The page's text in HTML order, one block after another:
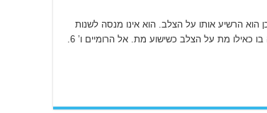
הוא הרשיע אותו על הצלב. הוא אינו מנסה לשנות